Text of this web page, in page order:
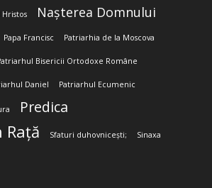
Nașterea Domnului
Papa Francisc Patriarhia de la Moscova
Bisericii Ortodoxe Române
Daniel Patriarhul Ecumenic
Predica
Rață Sfaturi duhovnicești; Sinaxa